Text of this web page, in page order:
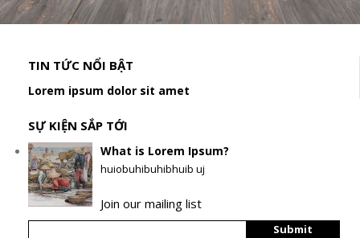
TIN TỨC NỔI BẬT
Lorem ipsum dolor sit amet
SỰ KIỆN SẮP TỚI
What is Lorem Ipsum?
huiobuhibuhibhuib uj
Join our mailing list